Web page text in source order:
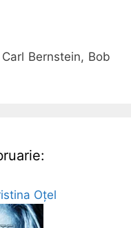
Bernstein, Bob
Oțel